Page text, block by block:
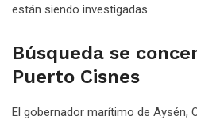
están siendo investigadas.
Búsqueda se
Puerto Cisnes
El gobernador marítimo de Aysén,